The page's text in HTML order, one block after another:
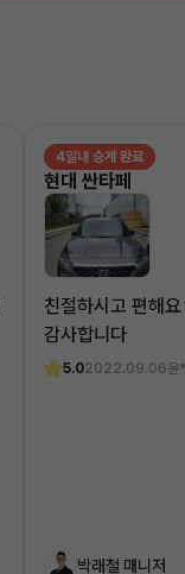
4일내 승계 완료
현대 싼타페
친절하시고 편해
감사합니다
5.02022.09.06윤
박래철 매니저